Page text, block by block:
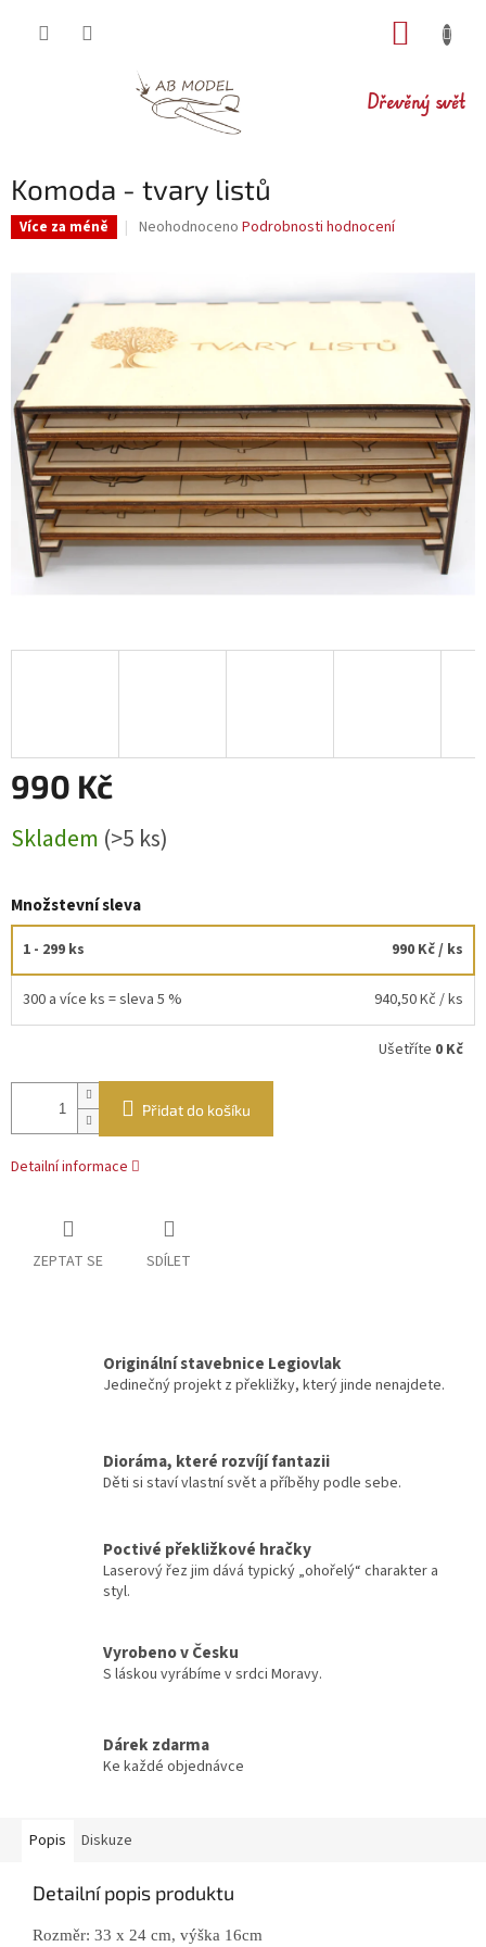
Dřevěný svět
Komoda - tvary listů
Více za méně
Průměrné
0,0
z
5
hvězdiček.
Neohodnoceno Podrobnosti hodnocení
990 Kč
cena:
Skladem (>5 ks)
Množstevní sleva
1 - 299 ks 990 Kč/ ks
300 a více ks = sleva 5 % 940,50 Kč / ks
Ušetříte 0 Kč
Přidat do košíku
Detailní informace
ZEPTAT SE SDÍLET
Originální stavebnice Legiovlak
Jedinečný projekt z překližky, který jinde nenajdete.
Dioráma, které rozvíjí fantazii
Děti si staví vlastní svět a příběhy podle sebe.
Poctivé překližkové hračky
Laserový řez jim dává typický „ohořelý“ charakter a
styl.
Vyrobeno v Česku
S láskou vyrábíme v srdci Moravy.
Dárek zdarma
Ke každé objednávce
Popis Diskuze
Detailní popis produktu
Rozměr: 33 x 24 cm, výška 16cm